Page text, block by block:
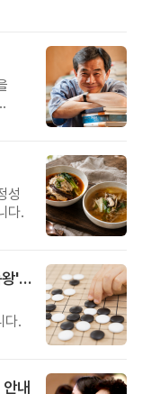
성
다.
제3회 서초구 아버지센터배 '매너 바둑왕' 대회
다.
내